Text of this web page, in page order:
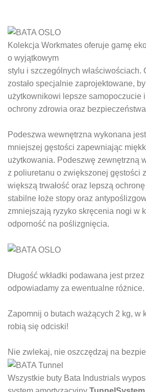
Kolekcja Workmates oferuje gamę
o wyjątkowym
stylu i szczególnych właściwościach.
zostało specjalnie zaprojektowane,
użytkownikowi lepsze samopoczucie
ochrony zdrowia oraz
Podeszwa wewnętrzna wykonana
mniejszej gęstości zapewniając
użytkowania. Podeszwę zewnętrzną
z poliuretanu o zwiększonej gęstości
większą trwałość oraz lepszą
stabilne łoże stopy oraz
zmniejszają ryzyko skręcenia nogi w
odporność na poślizgnięcia.
Długość wkładki podawana jest
odpowiadamy za ewentualne różnice.
Zapomnij o butach ważących 2 kg, w
robią się odciski!
Nie zwlekaj, nie oszczędzaj na
Wszystkie buty Bata Industrials